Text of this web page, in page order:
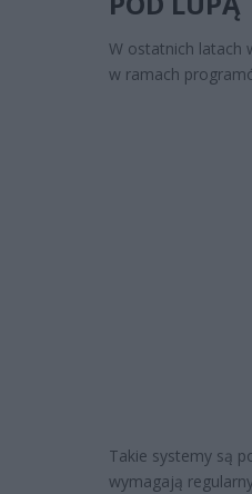
W ostatnich latach
w ramach
Takie systemy są
wymagają